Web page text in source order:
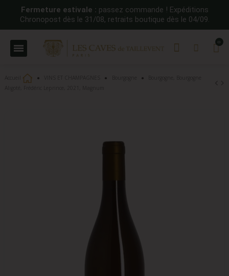
Fermeture estivale : passez commande ! Expéditions
Chronopost dès le 31/08, retraits boutique dès le 04/09.